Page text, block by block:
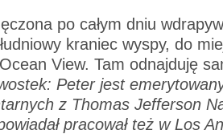
po całym dniu
kraniec wyspy, do
View. Tam odnajduję
Peter jest
z Thomas Jefferson
pracował też w Los